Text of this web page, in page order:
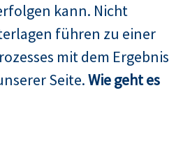
kann. Nicht
führen zu einer
mit dem Ergebnis
Seite.Wie geht es